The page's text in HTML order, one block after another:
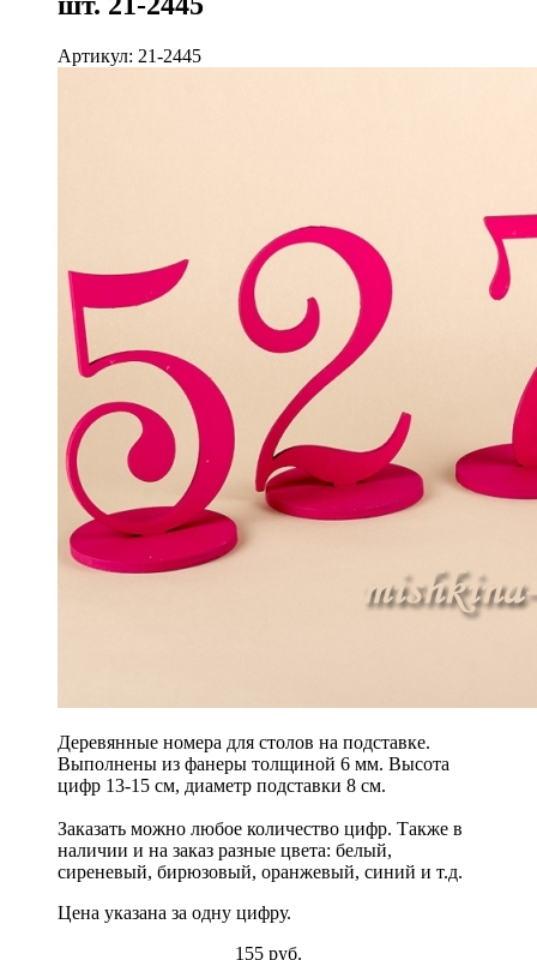
Артикул: 21-2445
Деревянные номера для столов на подставке.
Выполнены из фанеры толщиной 6 мм. Высота
цифр 13-15 см, диаметр подставки 8 см.
Заказать можно любое количество цифр. Также в
наличии и на заказ разные цвета: белый,
сиреневый, бирюзовый, оранжевый, синий и т.д.
Цена указана за одну цифру.
155 руб.